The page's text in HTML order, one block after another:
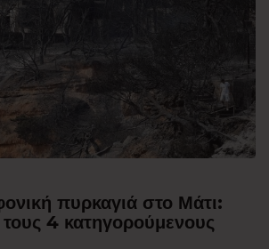
πυρκαγιά στο Μάτι:
4 κατηγορούμενους